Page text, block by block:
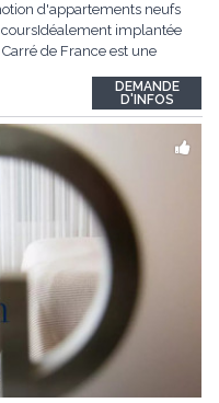
d'appartements neufs
implantée
de France est une
privilégié.Ce
DEMANDE
D'INFOS